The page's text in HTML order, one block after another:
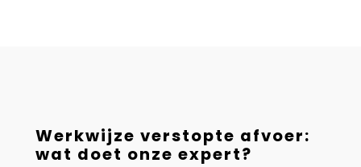
Werkwijze verstopte afvoer:
wat doet onze expert?